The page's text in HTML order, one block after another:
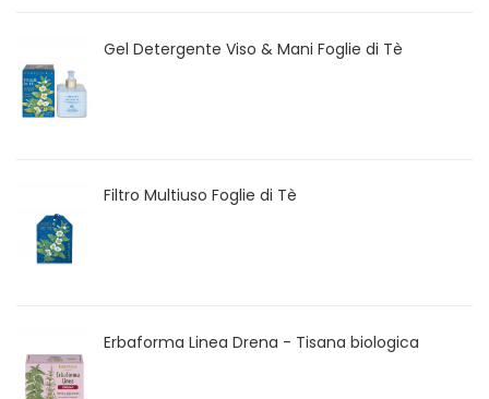
Gel Detergente Viso & Mani Foglie di Tè
Filtro Multiuso Foglie di Tè
Erbaforma Linea Drena - Tisana biologica